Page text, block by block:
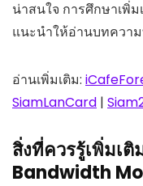
น่าสนใจ การศึกษาเพิ่
แนะนำให้อ่านบทความ
อ่านเพิ่มเติม:
SiamLanCard |
สิ่งที่ควรรู้เพิ่มเติ
Bandwidth